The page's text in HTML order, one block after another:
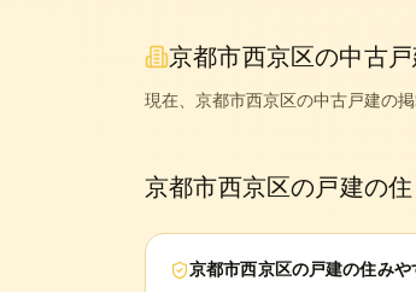
京都市西京区の中古
現在、 京都市西京区の中古戸建の
京都市西京区の戸建の
京都市西京区の戸建の住みや